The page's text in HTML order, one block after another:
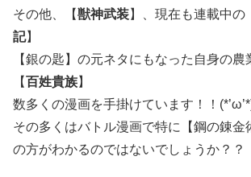
その他、【獣神武装】、現在も連載中の
記】
【銀の匙】の元ネタにもなった自身の農
【百姓貴族】
数多くの漫画を手掛けています！！
その多くはバトル漫画で特に【鋼の錬金
の方がわかるのではないでしょうか？？